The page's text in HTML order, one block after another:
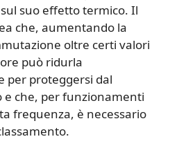
suo effetto termico. Il
che, aumentando la
oltre certi valori
può ridurla
per proteggersi dal
e che, per funzionamenti
frequenza, è necessario